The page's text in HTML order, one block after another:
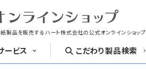
製品を販売する ハート株式会社の公式オンラインショップ
ービス こだわり製品検索